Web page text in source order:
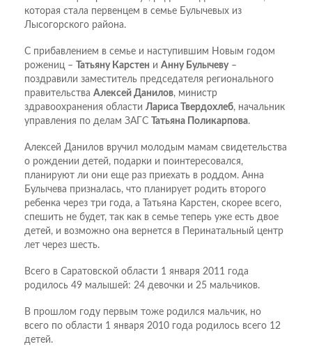
которая стала первенцем в семье Булычевых из
Лысогорского района.
С прибавлением в семье и наступившим Новым годом
рожениц –
Татьяну Карстен и Анну Булычеву–
поздравили заместитель председателя регионального
правительства Алексей Данилов, министр
здравоохранения области Лариса Твердохлеб, начальник
управления по делам ЗАГС
Татьяна Поликарпова.
Алексей Данилов вручил молодым мамам свидетельства
о рождении детей, подарки и поинтересовался,
планируют ли они еще раз приехать в роддом. Анна
Булычева призналась, что планирует родить второго
ребенка через три года, а Татьяна Карстен, скорее всего,
спешить не будет, так как в семье теперь уже есть двое
детей, и возможно она вернется в Перинатальный центр
лет через шесть.
Всего в Саратовской области 1 января 2011 года
родилось 49 малышей: 24 девочки и 25 мальчиков.
В прошлом году первым тоже родился мальчик, но
всего по области 1 января 2010 года родилось всего 12
детей.